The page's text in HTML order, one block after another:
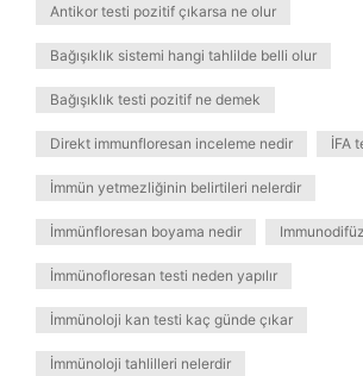
Antikor testi pozitif çıkarsa ne olur
Bağışıklık sistemi hangi tahlilde belli olur
Bağışıklık testi pozitif ne demek
Direkt immunfloresan inceleme nedir İFA
İmmün yetmezliğinin belirtileri nelerdir
İmmünfloresan boyama nedir
İmmünofloresan testi neden yapılır
İmmünoloji kan testi kaç günde çıkar
İmmünoloji tahlilleri nelerdir